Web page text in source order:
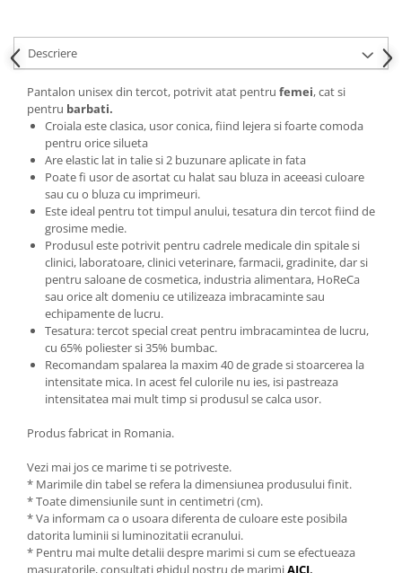
Descriere
Pantalon unisex din tercot, potrivit atat pentru femei, cat si
pentru barbati.
Croiala este clasica, usor conica, fiind lejera si foarte comoda
pentru orice silueta
Are elastic lat in talie si 2 buzunare aplicate in fata
Poate fi usor de asortat cu halat sau bluza in aceeasi culoare
sau cu o bluza cu imprimeuri.
Este ideal pentru tot timpul anului, tesatura din tercot fiind de
grosime medie.
Produsul este potrivit pentru cadrele medicale din spitale si
clinici, laboratoare, clinici veterinare, farmacii, gradinite, dar si
pentru saloane de cosmetica, industria alimentara, HoReCa
sau orice alt domeniu ce utilizeaza imbracaminte sau
echipamente de lucru.
Tesatura: tercot special creat pentru imbracamintea de lucru,
cu 65% poliester si 35% bumbac.
Recomandam spalarea la maxim 40 de grade si stoarcerea la
intensitate mica. In acest fel culorile nu ies, isi pastreaza
intensitatea mai mult timp si produsul se calca usor.
Produs fabricat in Romania.
Vezi mai jos ce marime ti se potriveste.
* Marimile din tabel se refera la dimensiunea produsului finit.
* Toate dimensiunile sunt in centimetri (cm).
* Va informam ca o usoara diferenta de culoare este posibila
datorita luminii si luminozitatii ecranului.
* Pentru mai multe detalii despre marimi si cum se efectueaza
masuratorile, consultati ghidul nostru de marimiAICI.